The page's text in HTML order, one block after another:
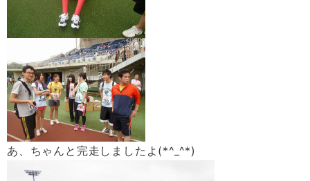
あ、ちゃんと完走しましたよ(*^_^*)